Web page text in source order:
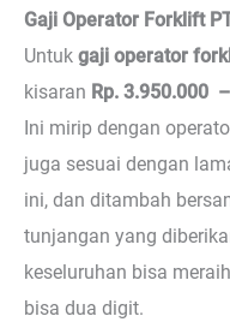
Gaji Operator Forklift
Untuk gaji operator
kisaran Rp. 3.950.000
Ini mirip dengan
juga sesuai dengan
ini, dan ditambah
tunjangan yang
keseluruhan bisa
bisa dua digit.